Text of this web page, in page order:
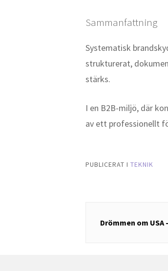
Sammanfattning
Systematisk
strukturerat,
stärks.
I en B2B-miljö, där
av ett professionellt
PUBLICERAT I TEKNIK
Drömmen om